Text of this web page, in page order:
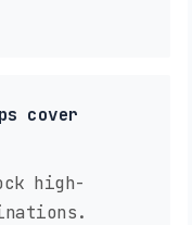
cover
high-